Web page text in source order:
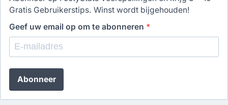
Gratis Gebruikerstips. Winst wordt bijgehouden!
Geef uw email op om te abonneren *
Abonneer